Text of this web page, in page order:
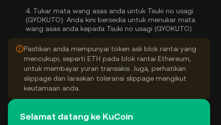
4. Tukar mata wang asas anda untuk Tsuki no usagi
(GYOKUTO): Anda kini bersedia untuk menukar mata
wang asas anda kepada Tsuki no usagi (GYOKUTO).
Pastikan anda mempunyai token asli blok rantai yang
mencukupi, seperti ETH pada blok rantai Ethereum,
untuk membayar yuran transaksi. Juga, perhatikan
slippage dan laraskan toleransi slippage mengikut
keutamaan anda.
Selamat datang ke KuCoin